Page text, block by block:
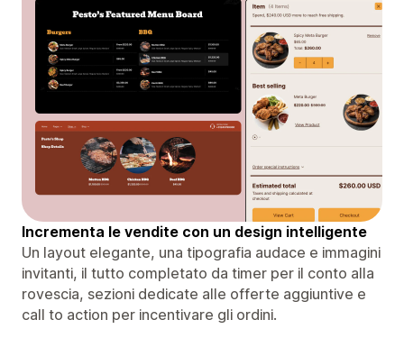
Incrementa le vendite con un design intelligente
Un layout elegante, una tipografia audace e immagini
invitanti, il tutto completato da timer per il conto alla
rovescia, sezioni dedicate alle offerte aggiuntive e
call to action per incentivare gli ordini.